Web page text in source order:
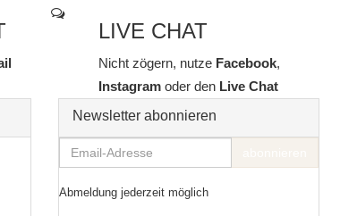
LIVE CHAT
Nicht zögern, nutze Facebook,
Instagram oder denLive Chat
Newsletter abonnieren
Email-
Adresse
Abmeldung jederzeit möglich